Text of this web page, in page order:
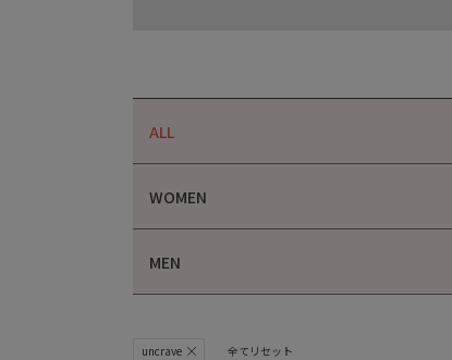
ALL
WOMEN
MEN
uncrave 全てリセット